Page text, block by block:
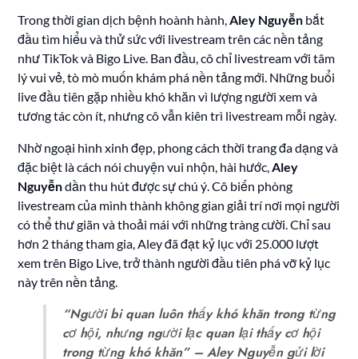
Trong thời gian dịch bệnh hoành hành,Aley Nguyễn bắt
đầu tìm hiểu và thử sức với livestream trên các nền tảng
như TikTok và Bigo Live. Ban đầu, cô chỉ livestream với tâm
lý vui vẻ, tò mò muốn khám phá nền tảng mới. Những buổi
live đầu tiên gặp nhiều khó khăn vì lượng người xem và
tương tác còn ít, nhưng cô vẫn kiên trì livestream mỗi ngày.
Nhờ ngoại hình xinh đẹp, phong cách thời trang đa dạng và
đặc biệt là cách nói chuyện vui nhộn, hài hước,Aley
Nguyễndần thu hút được sự chú ý. Cô biến phòng
livestream của mình thành không gian giải trí nơi mọi người
có thể thư giãn và thoải mái với những tràng cười. Chỉ sau
hơn 2 tháng tham gia, Aley đã đạt kỷ lục với 25.000 lượt
xem trên Bigo Live, trở thành người đầu tiên phá vỡ kỷ lục
này trên nền tảng.
“Người bi quan luôn thấy khó khăn trong từng
cơ hội, nhưng người lạc quan lại thấy cơ hội
trong từng khó khăn” – Aley Nguyễn gửi lời